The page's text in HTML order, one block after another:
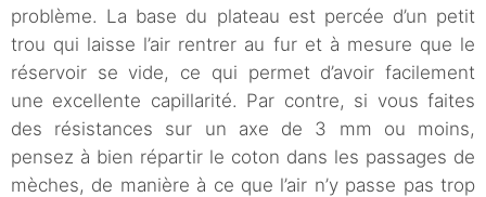
problème. La base du plateau est percée d’un petit
trou qui laisse l’air rentrer au fur et à mesure que le
réservoir se vide, ce qui permet d’avoir facilement
une excellente capillarité. Par contre, si vous faites
des résistances sur un axe de 3 mm ou moins,
pensez à bien répartir le coton dans les passages de
mèches, de manière à ce que l’air n’y passe pas trop